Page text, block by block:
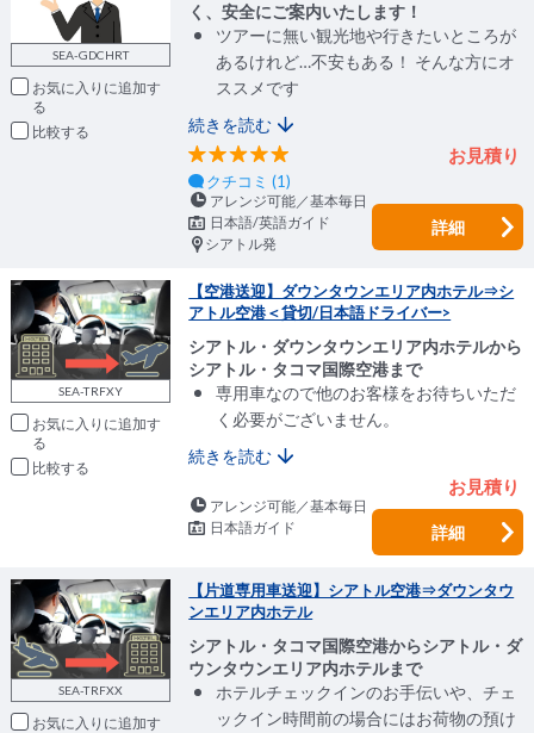
SEA-GDCHRT
お気に入りに追加
比較
く、安全にご案内いたします！
ツアーに無い観光地や行きたいところが
あるけれど…不安もある！ そんな方にオ
ススメです
続きを読む
お見積り
クチコミ (1)
アレンジ可能／基本毎日
日本語/英語ガイド
シアトル発
詳細
SEA-TRFXY
お気に入りに追加
比較
【空港送迎】ダウンタウンエリア内ホテル⇒シ
アトル空港＜貸切/日本語ドライバー>
シアトル・ダウンタウンエリア内ホテルから
シアトル・タコマ国際空港まで
専用車なので他のお客様をお待ちいただ
く必要がございません。
続きを読む
お見積り
アレンジ可能／基本毎日
日本語ガイド
詳細
SEA-TRFXX
お気に入りに追加
【片道専用車送迎】シアトル空港⇒ダウンタウ
ンエリア内ホテル
シアトル・タコマ国際空港からシアトル・ダ
ウンタウンエリア内ホテルまで
ホテルチェックインのお手伝いや、チェ
ックイン時間前の場合にはお荷物の預け